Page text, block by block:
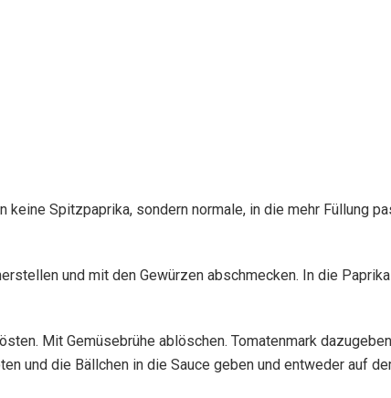
Spitzpaprika, sondern normale, in die mehr Füllung
und mit den Gewürzen abschmecken. In die
Mit Gemüsebrühe ablöschen. Tomatenmark
und die Bällchen in die Sauce geben und entweder auf